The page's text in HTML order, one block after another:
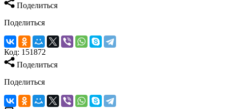
Поделиться
Поделиться
Код: 151872
Поделиться
Поделиться